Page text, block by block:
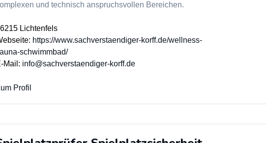
und technisch anspruchsvollen Bereichen.
Lichtenfels
https://www.sachverstaendiger-korff.de/wellness-
schwimmbad/
Mail: info@sachverstaendiger-korff.de
Profil